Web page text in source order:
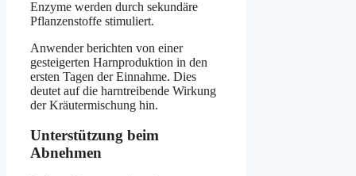
Enzyme werden durch sekundäre
Pflanzenstoffe stimuliert.
Anwender berichten von einer
gesteigerten Harnproduktion in den
ersten Tagen der Einnahme. Dies
deutet auf die harntreibende Wirkung
der Kräutermischung hin.
Unterstützung beim
Abnehmen